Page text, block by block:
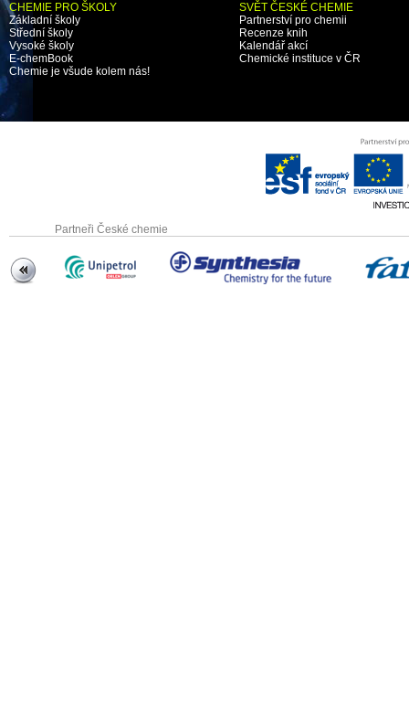
CHEMIE PRO ŠKOLY
Základní školy
Střední školy
Vysoké školy
E-chemBook
Chemie je všude kolem nás!
SVĚT ČESKÉ CHEMIE
Partnerství pro chemii
Recenze knih
Kalendář akcí
Chemické instituce v ČR
Partneři České chemie